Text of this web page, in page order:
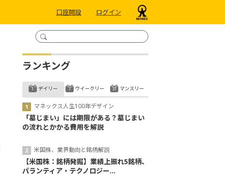
口座開設 ログイン
ランキング
デイリー
マネックス人生100年デザイン
「墓じまい」には期限がある？墓じまい
の流れとかかる費用を解説
米国株、業界動向と銘柄解説
【米国株：銘柄発掘】業績上振れ5銘柄、
パランティア・テクノロジー...
ウイークリー マンスリー